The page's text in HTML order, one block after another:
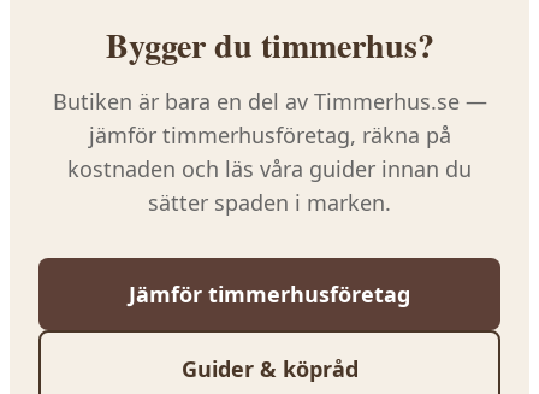
Bygger du timmerhus?
Butiken är bara en del av Timmerhus.se —
jämför timmerhusföretag, räkna på
kostnaden och läs våra guider innan du
sätter spaden i marken.
Jämför timmerhusföretag
Guider & köpråd